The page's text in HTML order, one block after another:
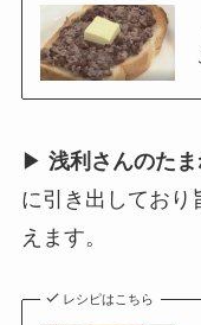
▶ 浅利さんのたま
に引き出しており
えます。
レシピはこちら